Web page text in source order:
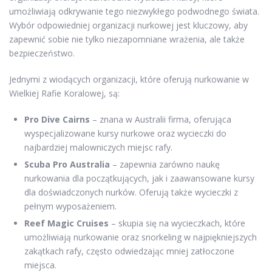
umożliwiają odkrywanie tego niezwykłego podwodnego świata.
Wybór odpowiedniej organizacji nurkowej jest kluczowy, aby
zapewnić sobie nie tylko niezapomniane wrażenia, ale także
bezpieczeństwo.
Jednymi z wiodących organizacji, które oferują nurkowanie w
Wielkiej Rafie Koralowej, są:
Pro Dive Cairns – znana w Australii firma, oferująca
wyspecjalizowane kursy nurkowe oraz wycieczki do
najbardziej malowniczych miejsc rafy.
Scuba Pro Australia – zapewnia zarówno naukę
nurkowania dla początkujących, jak i zaawansowane kursy
dla doświadczonych nurków. Oferują także wycieczki z
pełnym wyposażeniem.
Reef Magic Cruises – skupia się na wycieczkach, które
umożliwiają nurkowanie oraz snorkeling w najpiękniejszych
zakątkach rafy, często odwiedzając mniej zatłoczone
miejsca.